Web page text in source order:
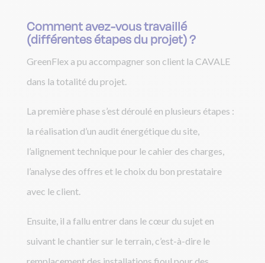
Comment avez-vous travaillé
(différentes étapes du projet) ?
GreenFlex a pu accompagner son client la CAVALE
dans la totalité du projet.
La première phase s’est déroulé en plusieurs étapes :
la réalisation d’un audit énergétique du site,
l’alignement technique pour le cahier des charges,
l’analyse des offres et le choix du bon prestataire
avec le client.
Ensuite, il a fallu entrer dans le cœur du sujet en
suivant le chantier sur le terrain, c’est-à-dire le